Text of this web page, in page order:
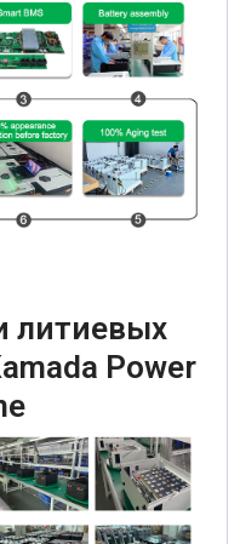
литиевых
Power